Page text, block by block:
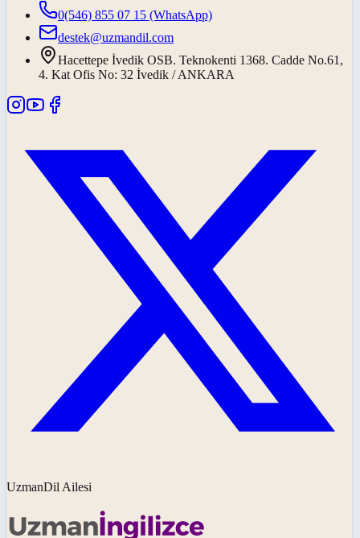
0(546) 855 07 15 (WhatsApp)
destek@uzmandil.com
Hacettepe İvedik OSB. Teknokenti 1368. Cadde No.61,
4. Kat Ofis No: 32 İvedik / ANKARA
UzmanDil Ailesi